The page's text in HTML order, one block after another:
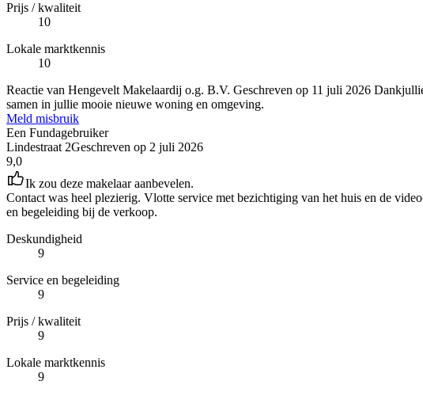
Prijs / kwaliteit
10
Lokale marktkennis
10
Reactie van Hengevelt Makelaardij o.g. B.V. Geschreven op 11 juli 2026
samen in jullie mooie nieuwe woning en omgeving.
Meld misbruik
Een Fundagebruiker
Lindestraat 2Geschreven op 2 juli 2026
9,0
Ik zou deze makelaar aanbevelen.
Contact was heel plezierig. Vlotte service met bezichtiging van het huis en de
en begeleiding bij de verkoop.
Deskundigheid
9
Service en begeleiding
9
Prijs / kwaliteit
9
Lokale marktkennis
9